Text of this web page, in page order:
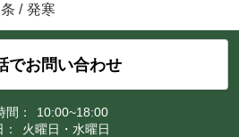
/ 発寒
でお問い合わせ
間：
10:00~18:00
火曜日・水曜日